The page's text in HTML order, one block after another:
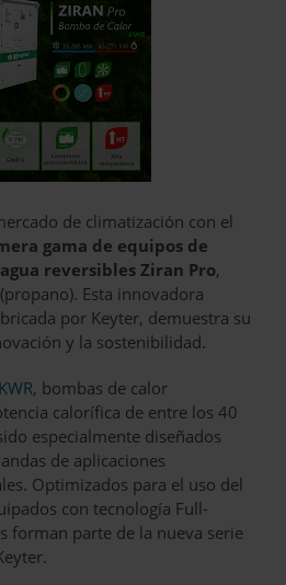
de climatización con el
gama de equipos de
reversibles Ziran Pro,
Esta innovadora
por Keyter, demuestra su
y la sostenibilidad.
, bombas de calor
calorífica de entre los 40
especialmente diseñados
de aplicaciones
Optimizados para el uso del
con tecnología Full-
forman parte de la nueva serie